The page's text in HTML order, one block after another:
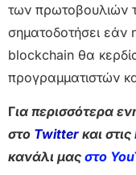
των πρωτοβουλιών
σηματοδοτήσει εάν
blockchain θα
προγραμματιστών
Για περισσότερα
στο Twitter και στις
κανάλι μας στο